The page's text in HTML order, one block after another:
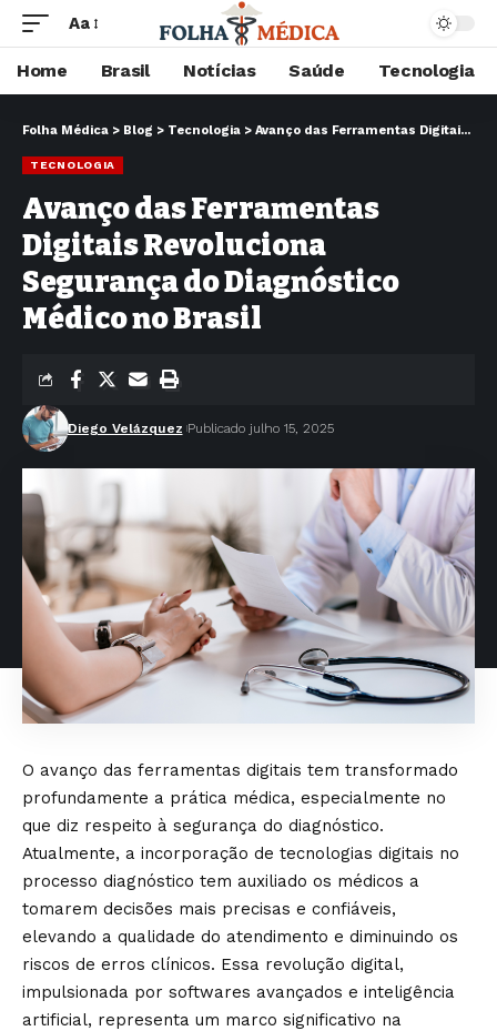
Aa
Home Brasil Notícias Saúde Tecnologia
Folha Médica > Blog > Tecnologia > Avanço das Ferramentas Digitais Revoluciona Segurança do Diagnóstico Médico no Brasil
TECNOLOGIA
Avanço das Ferramentas
Digitais Revoluciona
Segurança do Diagnóstico
Médico no Brasil
Diego Velázquez Publicado julho 15, 2025
O avanço das ferramentas digitais tem transformado
profundamente a prática médica, especialmente no
que diz respeito à segurança do diagnóstico.
Atualmente, a incorporação de tecnologias digitais no
processo diagnóstico tem auxiliado os médicos a
tomarem decisões mais precisas e confiáveis,
elevando a qualidade do atendimento e diminuindo os
riscos de erros clínicos. Essa revolução digital,
impulsionada por softwares avançados e inteligência
artificial, representa um marco significativo na